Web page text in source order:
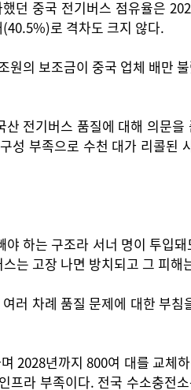
던 중국 전기버스 점유율은
로 격차도 크지 않다.
의 보조금이 중국 업체 배만
전기버스 품질에 대해 의문
부족으로 수천 대가 리콜
하는 구조라 서너 명이 투입
는 고장 나면 방치되고 그 피해
러 차례 품질 문제에 대한 부
2028년까지 800여 대를 교체
라 부족이다. 전국 수소충전